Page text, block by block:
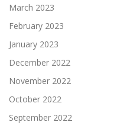
March 2023
February 2023
January 2023
December 2022
November 2022
October 2022
September 2022